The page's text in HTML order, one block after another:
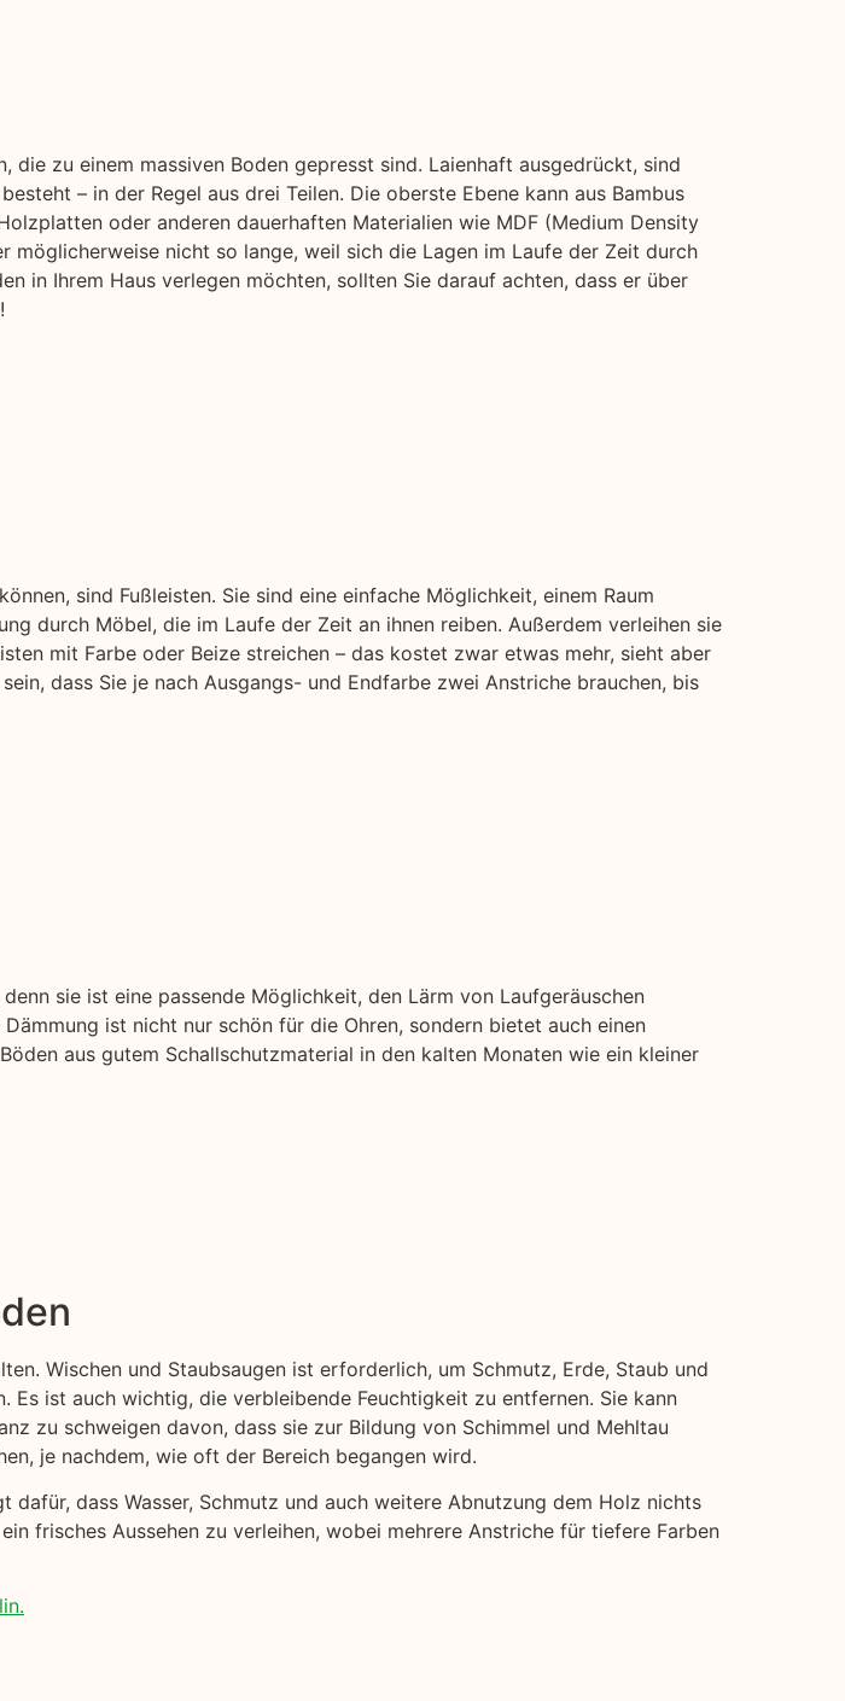
zu einem massiven Boden gepresst sind. Laienhaft ausgedrückt, sind
– in der Regel aus drei Teilen. Die oberste Ebene kann aus Bambus
oder anderen dauerhaften Materialien wie MDF (Medium Density
nicht so lange, weil sich die Lagen im Laufe der Zeit durch
in Ihrem Haus verlegen möchten, sollten Sie darauf achten, dass er über
sind Fußleisten. Sie sind eine einfache Möglichkeit, einem Raum
durch Möbel, die im Laufe der Zeit an ihnen reiben. Außerdem verleihen sie
mit Farbe oder Beize streichen – das kostet zwar etwas mehr, sieht aber
dass Sie je nach Ausgangs- und Endfarbe zwei Anstriche brauchen, bis
sie ist eine passende Möglichkeit, den Lärm von Laufgeräuschen
ist nicht nur schön für die Ohren, sondern bietet auch einen
aus gutem Schallschutzmaterial in den kalten Monaten wie ein kleiner
Wischen und Staubsaugen ist erforderlich, um Schmutz, Erde, Staub und
ist auch wichtig, die verbleibende Feuchtigkeit zu entfernen. Sie kann
zu schweigen davon, dass sie zur Bildung von Schimmel und Mehltau
je nachdem, wie oft der Bereich begangen wird.
dass Wasser, Schmutz und auch weitere Abnutzung dem Holz nichts
frisches Aussehen zu verleihen, wobei mehrere Anstriche für tiefere Farben